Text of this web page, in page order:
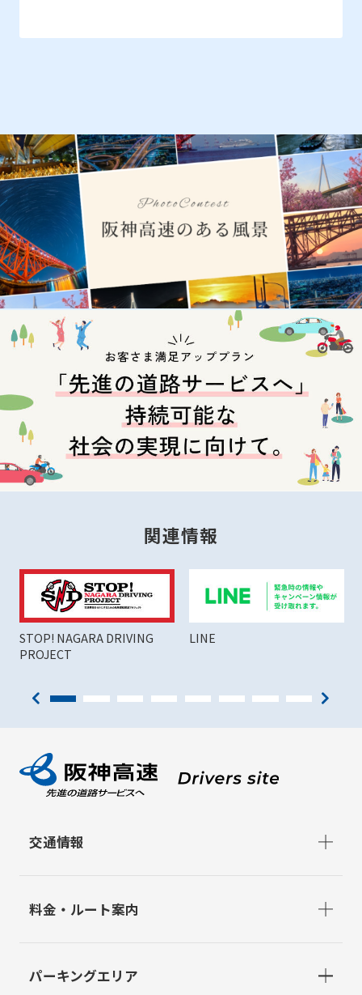
関連情報
STOP! NAGARA DRIVING
PROJECT
LINE
交通情報
料金・ルート案内
パーキングエリア